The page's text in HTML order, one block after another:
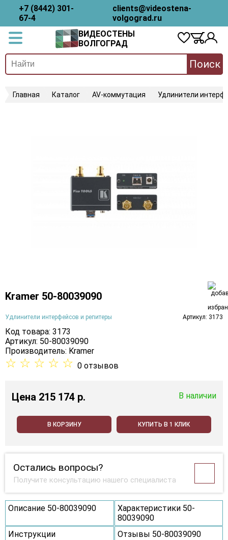
+7 (8442) 301-
67-4
clients@videostena-
volgograd.ru
ВИДЕОСТЕНЫ
ВОЛГОГРАД
Поиск
Главная Каталог AV-коммутация Удлинители
Kramer 50-80039090
Удлинители интерфейсов и репитеры Артикул: 3173
Код товара: 3173
Артикул: 50-80039090
Производитель: Kramer
☆ ☆ ☆ ☆ ☆ 0 отзывов
Цена 215 174 p. В наличии
В КОРЗИНУ КУПИТЬ В 1 КЛИК
Остались вопросы?
Получите консультацию нашего специалиста
Описание 50-80039090
Характеристики 50-
80039090
Инструкции
Отзывы 50-80039090